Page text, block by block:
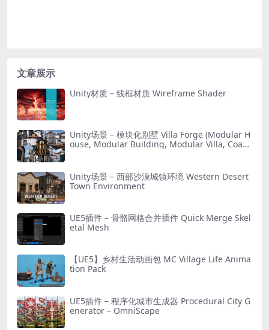
文章展示
Unity材质 – 线框材质 Wireframe Shader
Unity场景 – 模块化别墅 Villa Forge (Modular H
ouse, Modular Building, Modular Villa, Coast
Unity场景 – 西部沙漠城镇环境 Western Desert
Town Environment
UE5插件 – 骨骼网格合并插件 Quick Merge Skel
etal Mesh
【UE5】乡村生活动画包 MC Village Life Anima
tion Pack
UE5插件 – 程序化城市生成器 Procedural City G
enerator – OmniScape